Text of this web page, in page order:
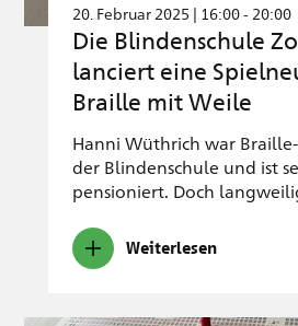
20. Februar 2025 | 16:00 - 20:00
Die Blindenschule
lanciert eine
Braille mit Weile
Hanni Wüthrich war
der Blindenschule und ist
pensioniert. Doch
Weiterlesen